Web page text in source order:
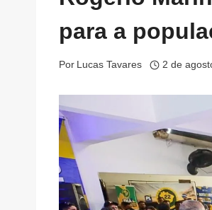
para a
Por Lucas Tavares 2 de